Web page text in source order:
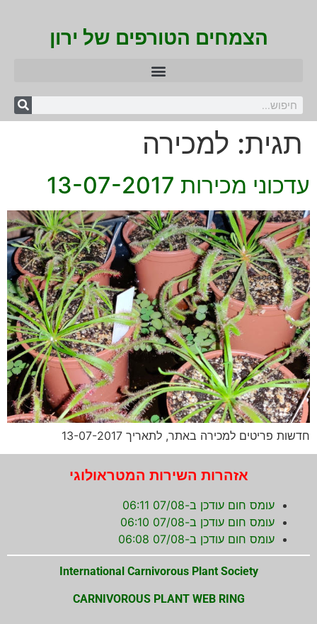
הצמחים הטורפים של ירון
תגית: למכירה
עדכוני מכירות 13-07-2017
חדשות פריטים למכירה באתר, לתאריך 13-07-2017
אזהרות השירות המטראולוגי
עומס חום עודכן ב-07/08 06:11
עומס חום עודכן ב-07/08 06:10
עומס חום עודכן ב-07/08 06:08
International Carnivorous Plant Society
CARNIVOROUS PLANT WEB RING